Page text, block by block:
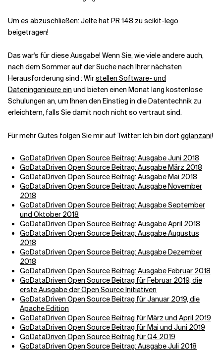
Um es abzuschließen: Jelte hat PR148 zu scikit-lego
beigetragen!
Das war's für diese Ausgabe! Wenn Sie, wie viele andere auch,
nach dem Sommer auf der Suche nach Ihrer nächsten
Herausforderung sind : Wirstellen Software- und
Dateningenieure ein und bieten einen Monat lang kostenlose
Schulungen an, um Ihnen den Einstieg in die Datentechnik zu
erleichtern, falls Sie damit noch nicht so vertraut sind.
Für mehr Gutes folgen Sie mir auf Twitter: Ich bin dort gglanzani!
GoDataDriven Open Source Beitrag: Ausgabe Juni 2018
GoDataDriven Open Source Beitrag: Ausgabe März 2018
GoDataDriven Open Source Beitrag: Ausgabe Mai 2018
GoDataDriven Open Source Beitrag: Ausgabe November
2018
GoDataDriven Open Source Beitrag: Ausgabe September
und Oktober 2018
GoDataDriven Open Source Beitrag: Ausgabe April 2018
GoDataDriven Open Source Beitrag: Ausgabe Augustus
2018
GoDataDriven Open Source Beitrag: Ausgabe Dezember
2018
GoDataDriven Open Source Beitrag: Ausgabe Februar 2018
GoDataDriven Open Source Beitrag für Februar 2019, die
erste Ausgabe der Open Source Initiativen
GoDataDriven Open Source Beitrag für Januar 2019, die
Apache Edition
GoDataDriven Open Source Beitrag für März und April 2019
GoDataDriven Open Source Beitrag für Mai und Juni 2019
GoDataDriven Open Source Beitrag für Q4 2019
GoDataDriven Open Source Beitrag: Ausgabe Juli 2018